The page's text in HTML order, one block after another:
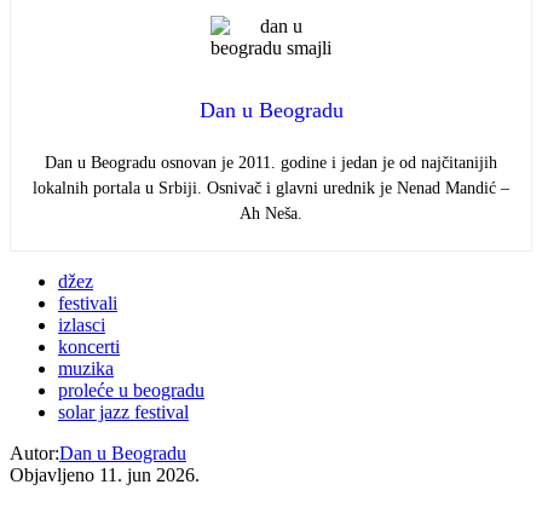
Dan u Beogradu
Dan u Beogradu osnovan je 2011. godine i jedan je od najčitanijih
lokalnih portala u Srbiji. Osnivač i glavni urednik je Nenad Mandić –
Ah Neša.
džez
festivali
izlasci
koncerti
muzika
proleće u beogradu
solar jazz festival
Autor:Dan u Beogradu
Objavljeno 11. jun 2026.